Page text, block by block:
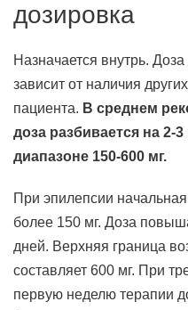
дозировка
Назначается внутрь.
зависит от наличия
пациента. В среднем
доза разбивается на 2-
диапазоне 150-600 мг.
При эпилепсии
более 150 мг. Доза
дней. Верхняя граница
составляет 600 мг. При
первую неделю терапии